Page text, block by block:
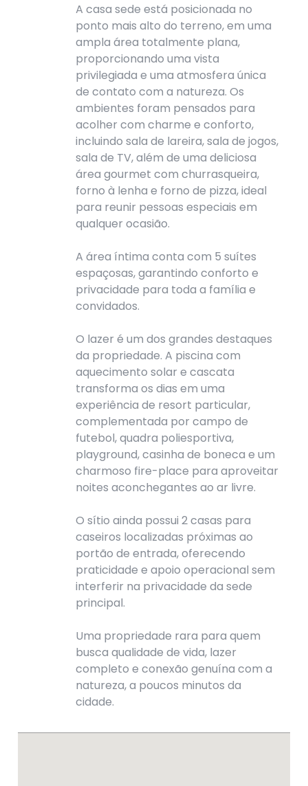
A casa sede está posicionada no
ponto mais alto do terreno, em uma
ampla área totalmente plana,
proporcionando uma vista
privilegiada e uma atmosfera única
de contato com a natureza. Os
ambientes foram pensados para
acolher com charme e conforto,
incluindo sala de lareira, sala de jogos,
sala de TV, além de uma deliciosa
área gourmet com churrasqueira,
forno à lenha e forno de pizza, ideal
para reunir pessoas especiais em
qualquer ocasião.
A área íntima conta com 5 suítes
espaçosas, garantindo conforto e
privacidade para toda a família e
convidados.
O lazer é um dos grandes destaques
da propriedade. A piscina com
aquecimento solar e cascata
transforma os dias em uma
experiência de resort particular,
complementada por campo de
futebol, quadra poliesportiva,
playground, casinha de boneca e um
charmoso fire-place para aproveitar
noites aconchegantes ao ar livre.
O sítio ainda possui 2 casas para
caseiros localizadas próximas ao
portão de entrada, oferecendo
praticidade e apoio operacional sem
interferir na privacidade da sede
principal.
Uma propriedade rara para quem
busca qualidade de vida, lazer
completo e conexão genuína com a
natureza, a poucos minutos da
cidade.